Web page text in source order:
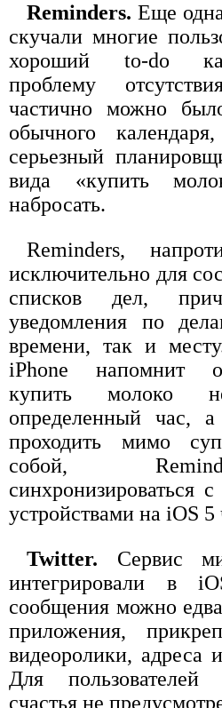
Reminders. Еще
скучали многие
хороший to-do
проблему
частично можно
обычного
серьезный
вида «купить
набросать.
Reminders,
исключительно для
списков дел,
уведомления по
времени, так и
iPhone напомнит о
купить молоко
определенный час,
проходить мимо
собой,
синхронизироваться
устройствами на iOS 5
Twitter. Cервис
интегрировали в
сообщения можно
приложения,
видеоролики, адреса
Для пользователей
счастья не